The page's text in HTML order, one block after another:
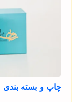
چاپ و بسته بندی